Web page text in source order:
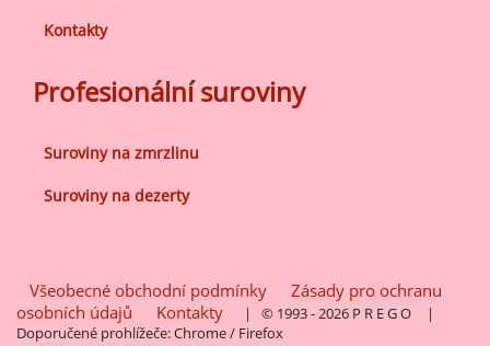
Kontakty
Profesionální suroviny
Suroviny na zmrzlinu
Suroviny na dezerty
Všeobecné obchodní podmínky
Zásady pro ochranu
osobních údajů
Kontakty | © 1993 - 2026 P R E G O
|
Doporučené prohlížeče: Chrome / Firefox